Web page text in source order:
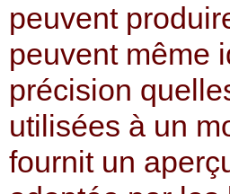
peuvent
peuvent même
précision
utilisées à un
fournit un